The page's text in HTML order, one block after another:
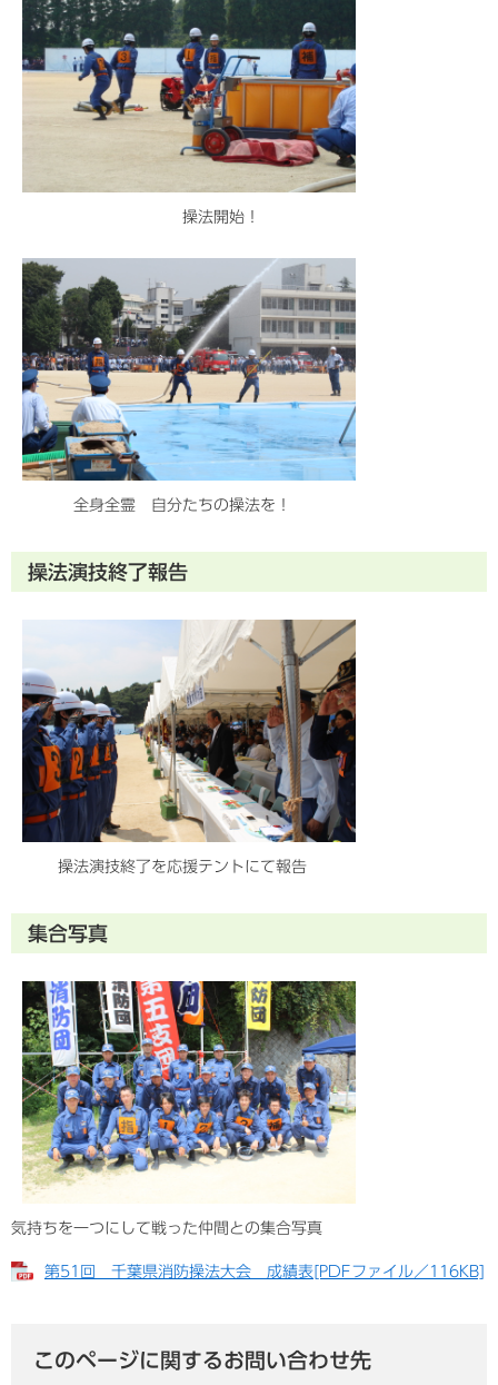
操法開始！
全身全霊 自分たちの操法を！
操法演技終了報告
操法演技終了を応援テントにて報告
集合写真
気持ちを一つにして戦った仲間との集合写真
第51回 千葉県消防操法大会 成績表[PDFファイル／116KB]
このページに関するお問い合わせ先